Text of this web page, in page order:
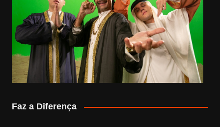
Faz a Diferença